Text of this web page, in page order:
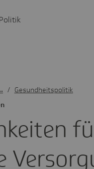
Gesundheitspolitik